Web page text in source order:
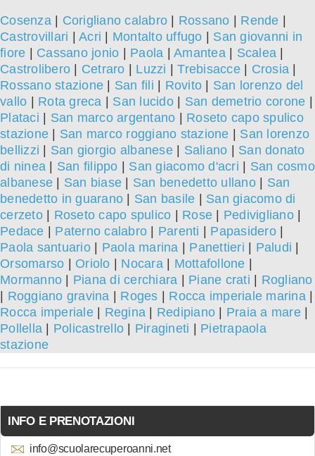
Cosenza| Corigliano calabro Rossano Rende
Castrovillari
Acri Montalto uffugo
San giovanni in
fiore
Cassano jonio Paola Amantea| Scalea
Castrolibero
Cetraro Luzzi |Trebisacce| Crosia
Rossano stazione
San fili Rovito
San lorenzo del
vallo
Rota greca San lucido| San demetrio corone
Plataci
San marco argentano
Roseto capo spulico
stazione
San marco roggiano stazione
San lorenzo
bellizzi
San giorgio albanese| Saliano
San donato
di ninea
San filippo San giacomo d'acri
San cosmo
albanese
San biase San benedetto ullano| San
benedetto in guarano
San basile
San giacomo di
cerzeto| Roseto capo spulico Rose Pedivigliano|
Pedace
Paterno calabro Parenti Papasidero|
Paola santuario| Paola marina Panettieri Paludi
Orsomarso
Oriolo Nocara| Mottafollone
Mormanno
Piana di cerchiara Piane crati
Rogliano
Roggiano gravina Roges Rocca imperiale marina|
Rocca imperiale| Regina Redipiano Praia a mare|
Pollella
Policastrello Piragineti
Pietrapaola
stazione
INFO E PRENOTAZIONI
info@scuolarecuperoanni.net